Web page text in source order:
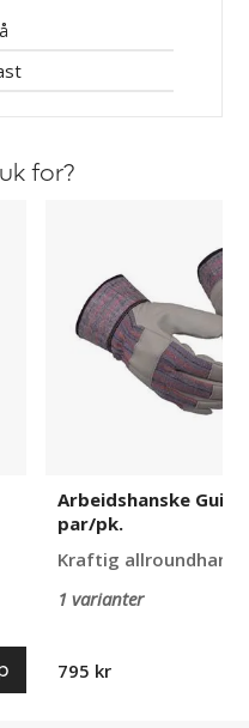
for?
par/pk.
Arbeidshanske
par/pk.
Kraftig
1 varianter
795 kr